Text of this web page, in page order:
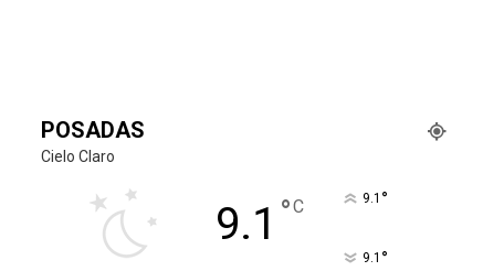
POSADAS
Cielo Claro
9.1 °C 9.1 °
9.1 °